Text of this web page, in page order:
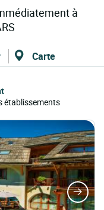
à
Carte
établissements